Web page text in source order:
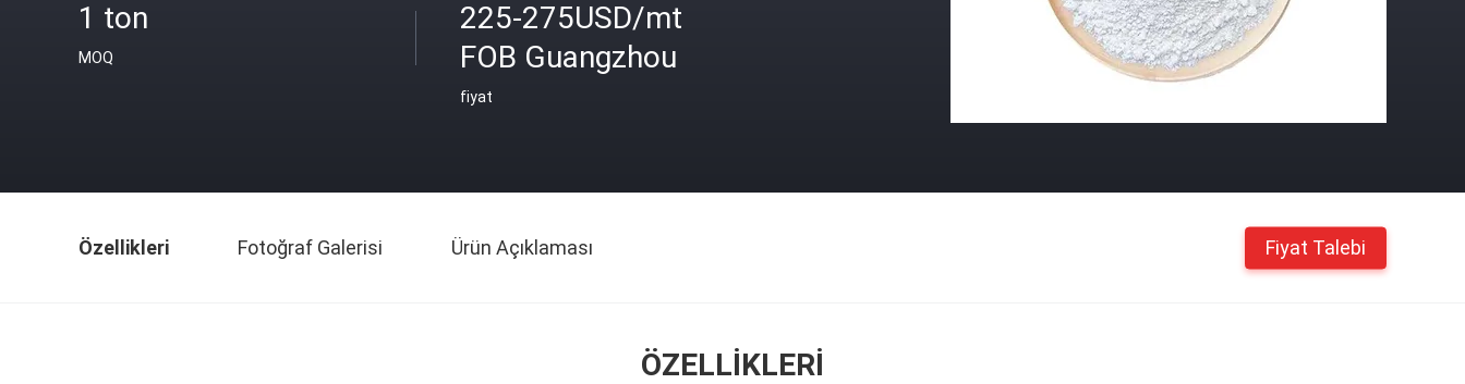
1 ton
MOQ
225-275USD/mt
FOB Guangzhou
fiyat
Özellikleri Fotoğraf Galerisi Ürün Açıklaması Fiyat Talebi
ÖZELLIKLERI